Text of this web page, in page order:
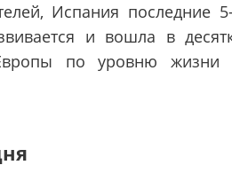
Испания последние
и вошла в
по уровню жизни